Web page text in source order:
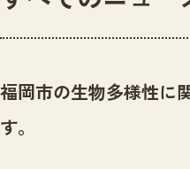
センター紹介
センター紹介
ニュース
福岡市の生物多様性に
す。